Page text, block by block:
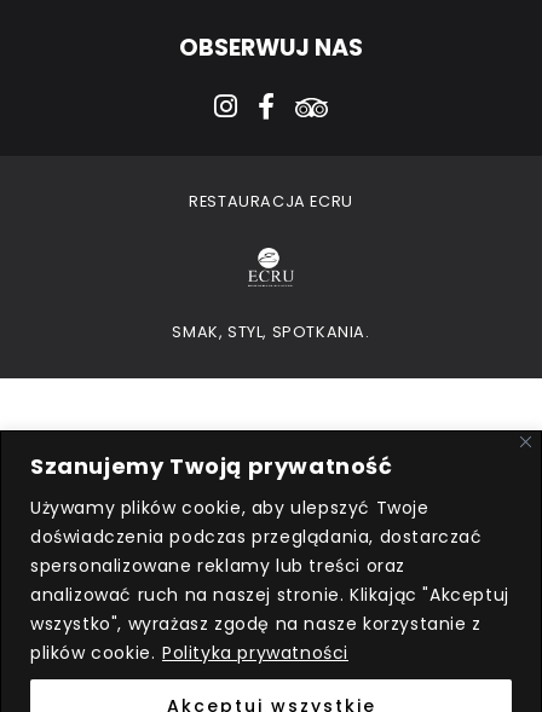
Szanujemy Twoją prywatność
Używamy plików cookie, aby ulepszyć Twoje
doświadczenia podczas przeglądania, dostarczać
spersonalizowane reklamy lub treści oraz
analizować ruch na naszej stronie. Klikając "Akceptuj
wszystko", wyrażasz zgodę na nasze korzystanie z
plików cookie. Polityka prywatności
Akceptuj wszystkie
OBSERWUJ NAS
instagram
facebook-f
tripadvisor
RESTAURACJA ECRU
SMAK, STYL, SPOTKANIA.
Przedsiębiorca uzyskał subwencję
finansową w ramach programu
rządowegoTarcza Finansowa 2.0
Polskiego Funduszu Rozwoju dla mikro,